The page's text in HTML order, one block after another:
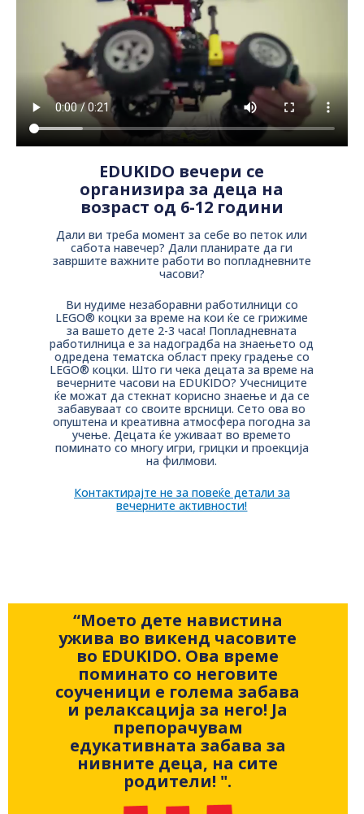
EDUKIDO вечери се
организира за деца на
возраст од 6-12 години
Дали ви треба момент за себе во петок или
сабота навечер? Дали планирате да ги
завршите важните работи во попладневните
часови?
Ви нудиме незаборавни работилници со
LEGO® коцки за време на кои ќе се грижиме
за вашето дете 2-3 часа! Попладневната
работилница е за надоградба на знаењето од
одредена тематска област преку градење со
LEGO® коцки. Што ги чека децата за време на
вечерните часови на EDUKIDO? Учесниците
ќе можат да стекнат корисно знаење и да се
забавуваат со своите врсници. Сето ова во
опуштена и креативна атмосфера погодна за
учење. Децата ќе уживаат во времето
поминато со многу игри, грицки и проекција
на филмови.
Контактирајте не за повеќе детали за
вечерните активности!
“Моето дете навистина
ужива во викенд часовите
во EDUKIDO. Ова време
поминато со неговите
соученици е голема забава
и релаксација за него! Ја
препорачувам
едукативната забава за
нивните деца, на сите
родители! ".